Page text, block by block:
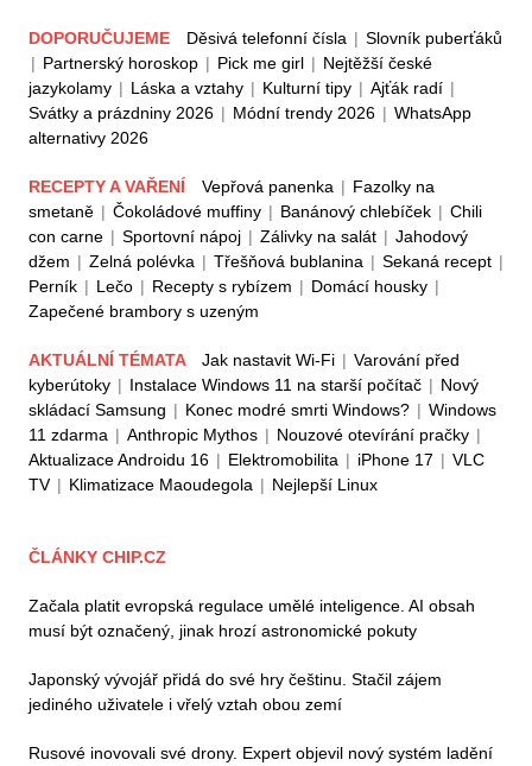
DOPORUČUJEME Děsivá telefonní čísla | Slovník puberťáků
| Partnerský horoskop | Pick me girl | Nejtěžší české
jazykolamy | Láska a vztahy | Kulturní tipy | Ajťák radí |
Svátky a prázdniny 2026 | Módní trendy 2026 | WhatsApp
alternativy 2026
RECEPTY A VAŘENÍ Vepřová panenka | Fazolky na
smetaně | Čokoládové muffiny | Banánový chlebíček | Chili
con carne | Sportovní nápoj | Zálivky na salát | Jahodový
džem | Zelná polévka | Třešňová bublanina | Sekaná recept |
Perník | Lečo | Recepty s rybízem | Domácí housky |
Zapečené brambory s uzeným
AKTUÁLNÍ TÉMATA Jak nastavit Wi-Fi | Varování před
kyberútoky | Instalace Windows 11 na starší počítač | Nový
skládací Samsung | Konec modré smrti Windows? | Windows
11 zdarma | Anthropic Mythos | Nouzové otevírání pračky |
Aktualizace Androidu 16 | Elektromobilita | iPhone 17 | VLC
TV | Klimatizace Maoudegola | Nejlepší Linux
ČLÁNKY CHIP.CZ
Začala platit evropská regulace umělé inteligence. AI obsah
musí být označený, jinak hrozí astronomické pokuty
Japonský vývojář přidá do své hry češtinu. Stačil zájem
jediného uživatele i vřelý vztah obou zemí
Rusové inovovali své drony. Expert objevil nový systém ladění